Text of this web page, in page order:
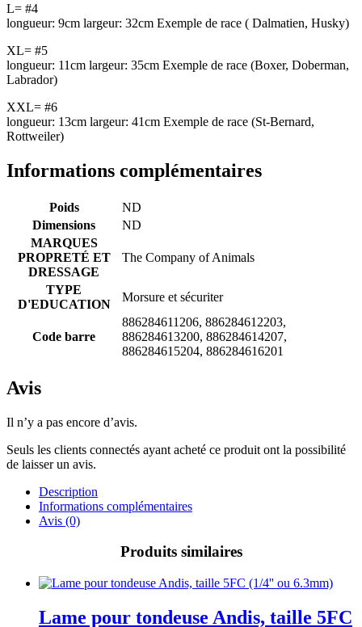
L= #4
longueur: 9cm largeur: 32cm Exemple de race ( Dalmatien, Husky)
XL= #5
longueur: 11cm largeur: 35cm Exemple de race (Boxer, Doberman,
Labrador)
XXL= #6
longueur: 13cm largeur: 41cm Exemple de race (St-Bernard,
Rottweiler)
Informations complémentaires
Poids
ND
Dimensions
ND
MARQUES
PROPRETÉ ET
DRESSAGE
The Company of Animals
TYPE
D'EDUCATION
Morsure et sécuriter
Code barre
886284611206, 886284612203,
886284613200, 886284614207,
886284615204, 886284616201
Avis
Il n’y a pas encore d’avis.
Seuls les clients connectés ayant acheté ce produit ont la possibilité
de laisser un avis.
Description
Informations complémentaires
Avis (0)
Produits similaires
Lame pour tondeuse Andis, taille 5FC